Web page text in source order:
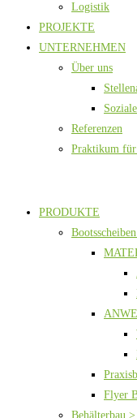
Logistik
PROJEKTE
UNTERNEHMEN
Über uns
Referenzen
Praktikum für
PRODUKTE
Flyer
Behälterbau >